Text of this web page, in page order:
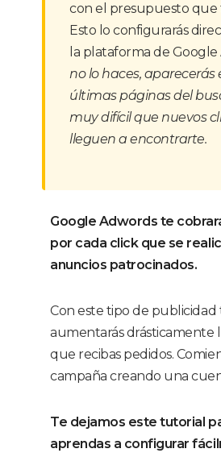
con el presupuesto que
Esto lo configurarás
la plataforma de
no lo haces, aparecerás
últimas páginas del
muy difícil que nuevos
lleguen a encontrarte.
Google Adwords te
por cada click que se
anuncios patrocinados.
Con este tipo de publicidad
aumentarás drásticamente
que recibas pedidos.
campaña creando una
Te dejamos este tutorial
aprendas a configurar